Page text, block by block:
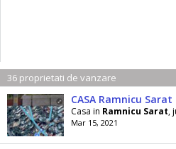
36 proprietati de vanzare
CASA Ramnicu Sarat
Casa in Ramnicu Sarat,
Mar 15, 2021